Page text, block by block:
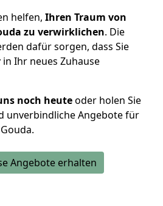
helfen, Ihren Traum von
zu verwirklichen. Die
dafür sorgen, dass Sie
in Ihr neues Zuhause
noch heuteoder holen Sie
unverbindliche Angebote für
Angebote erhalten